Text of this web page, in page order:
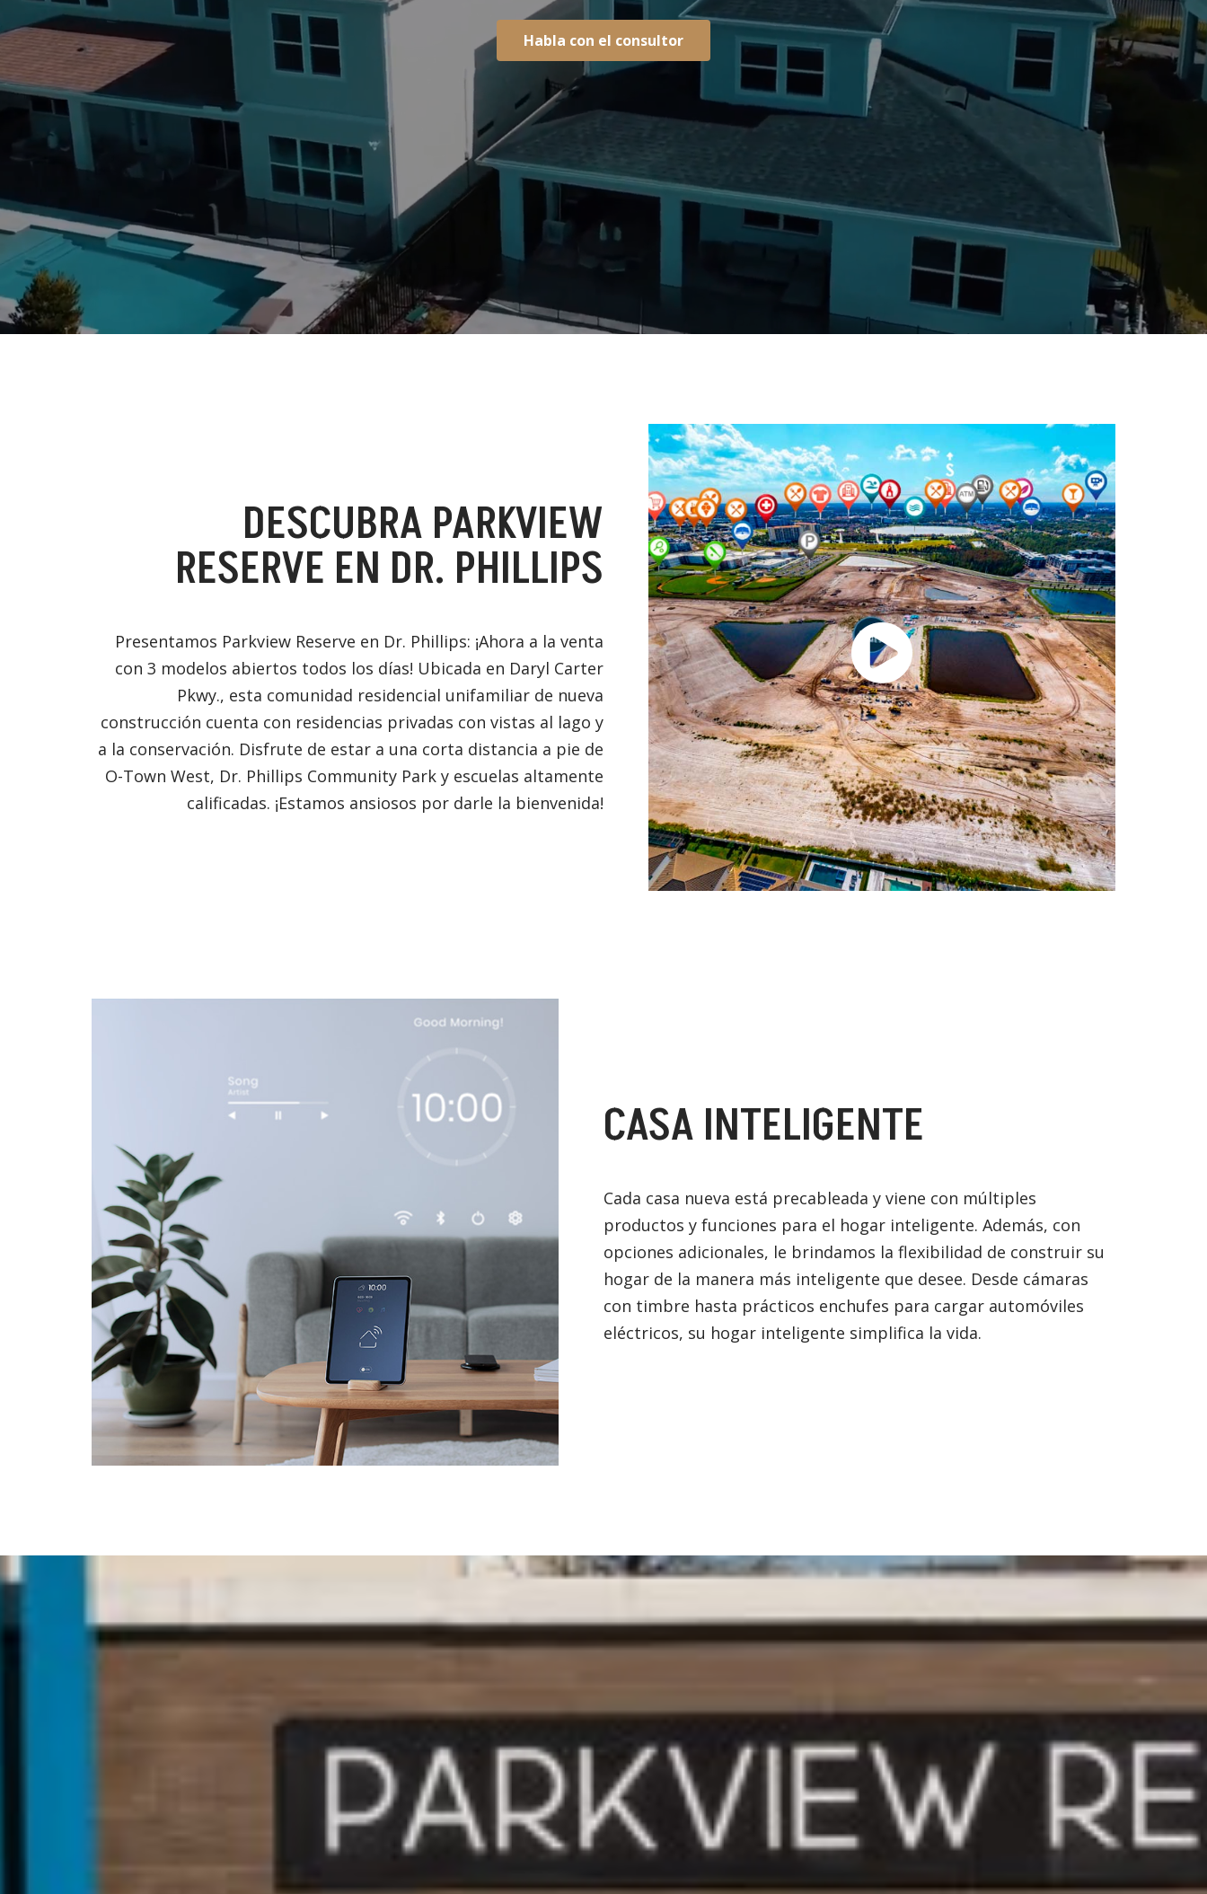
Habla con el consultor
DESCUBRA PARKVIEW
RESERVE EN DR. PHILLIPS
Presentamos Parkview Reserve en Dr. Phillips: ¡Ahora a la venta
con 3 modelos abiertos todos los días! Ubicada en Daryl Carter
Pkwy., esta comunidad residencial unifamiliar de nueva
construcción cuenta con residencias privadas con vistas al lago y
a la conservación. Disfrute de estar a una corta distancia a pie de
O-Town West, Dr. Phillips Community Park y escuelas altamente
calificadas. ¡Estamos ansiosos por darle la bienvenida!
CASA INTELIGENTE
Cada casa nueva está precableada y viene con múltiples
productos y funciones para el hogar inteligente. Además, con
opciones adicionales, le brindamos la flexibilidad de construir su
hogar de la manera más inteligente que desee. Desde cámaras
con timbre hasta prácticos enchufes para cargar automóviles
eléctricos, su hogar inteligente simplifica la vida.